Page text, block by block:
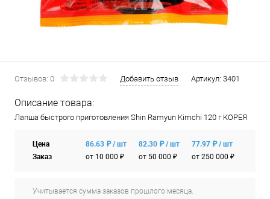
Отзывов: 0 Добавить отзыв Артикул: 3401
Описание товара:
Лапша быстрого приготовления Shin Ramyun Kimchi 120 г КОРЕЯ
Цена
Заказ
86.63 ₽ / шт
от 10 000 ₽
82.30 ₽ / шт
от 50 000 ₽
77.97 ₽ / шт
от 250 000 ₽
Учитывается сумма заказов прошлого месяца.